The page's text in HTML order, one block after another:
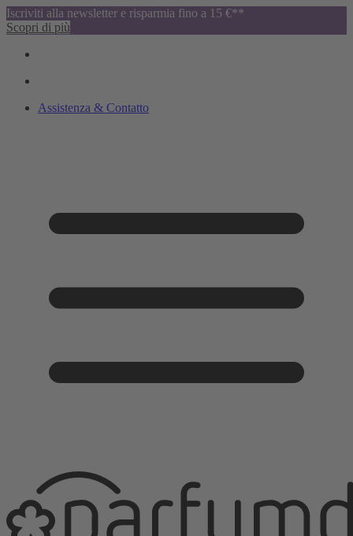
Iscriviti alla newsletter e risparmia fino a 15 €**
Scopri di più
Assistenza & Contatto